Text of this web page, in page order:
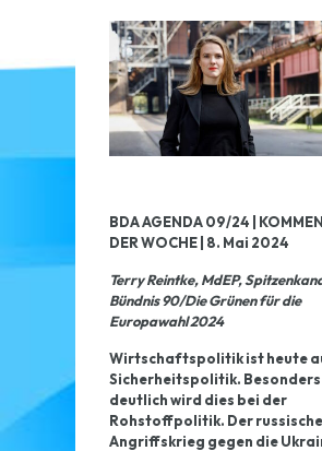
BDA AGENDA 09/24 |
DER WOCHE | 8. Mai 2024
Terry Reintke, MdEP,
Bündnis 90/Die Grünen für die
Europawahl 2024
Wirtschaftspolitik ist heute
Sicherheitspolitik. Besonders
deutlich wird dies bei der
Rohstoffpolitik. Der russische
Angriffskrieg gegen die